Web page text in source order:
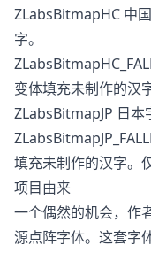
ZLabsBitmapHC 中
字。
变体填充未制作的汉
ZLabsBitmapJP 日本
填充未制作的汉字。
项目由来
一个偶然的机会，作
源点阵字体。这套字